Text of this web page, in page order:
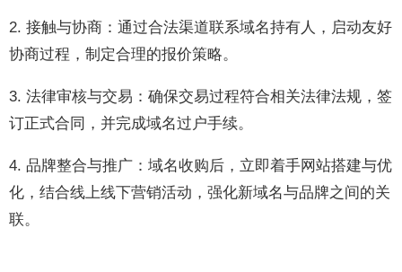
2. 接触与协商：通过合法渠道联系域名持有人，启动友好
协商过程，制定合理的报价策略。
3. 法律审核与交易：确保交易过程符合相关法律法规，签
订正式合同，并完成域名过户手续。
4. 品牌整合与推广：域名收购后，立即着手网站搭建与优
化，结合线上线下营销活动，强化新域名与品牌之间的关
联。